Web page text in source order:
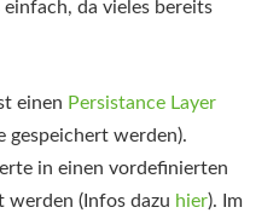
einfach, da vieles bereits
einen Persistance Layer
gespeichert werden).
in einen vordefinierten
werden (Infos dazu hier). Im